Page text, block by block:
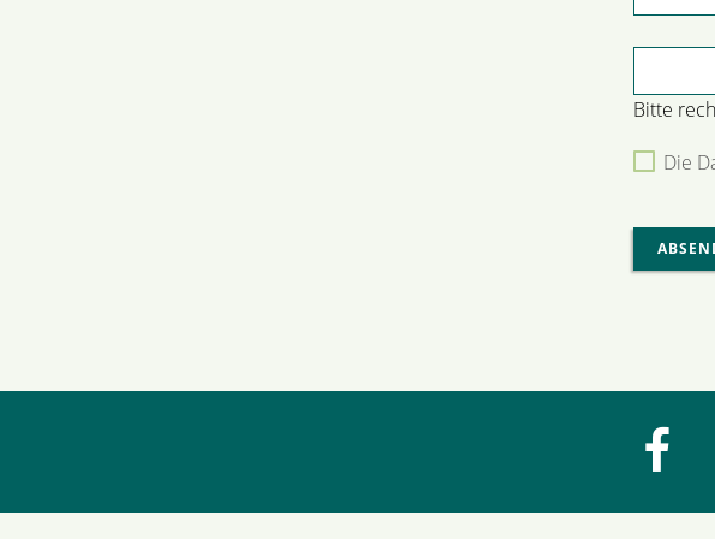
Bitte
Die